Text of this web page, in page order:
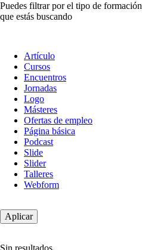
Puedes filtrar por el tipo de formación
que estás buscando
contenido
Artículo
Cursos
Encuentros
Jornadas
Logo
Másteres
Ofertas de empleo
Página básica
Podcast
Slide
Slider
Talleres
Webform